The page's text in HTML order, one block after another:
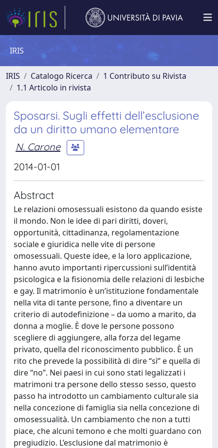
IRIS
IRIS Catalogo Ricerca
1 Contributo su Rivista
1.1 Articolo in rivista
Sposarsi. Sugli effetti dell’esclusione
da un diritto umano elementare
N. Carone
2014-01-01
Abstract
Le relazioni omosessuali esistono da quando esiste
il mondo. Non le idee di pari diritti, doveri,
opportunità, cittadinanza, regolamentazione
sociale e giuridica nelle vite di persone
omosessuali. Queste idee, e la loro applicazione,
hanno avuto importanti ripercussioni sull’identità
psicologica e la fisionomia delle relazioni di lesbiche
e gay. Il matrimonio è un’istituzione fondamentale
nella vita di tante persone, fino a diventare un
criterio di autodefinizione – da uomo a marito, da
donna a moglie. È dove le persone possono
scegliere di aggiungere, alla forza del legame
privato, quella del riconoscimento pubblico. È un
rito che prevede la possibilità di dire “sì” e quella di
dire “no”. Nei paesi in cui sono stati legalizzati i
matrimoni tra persone dello stesso sesso, questo
passo ha introdotto un cambiamento culturale sia
nella concezione di famiglia sia nella concezione di
omosessualità. Un cambiamento che non a tutti
piace, che alcuni temono e che molti guardano con
pregiudizio. L’esclusione dal matrimonio è